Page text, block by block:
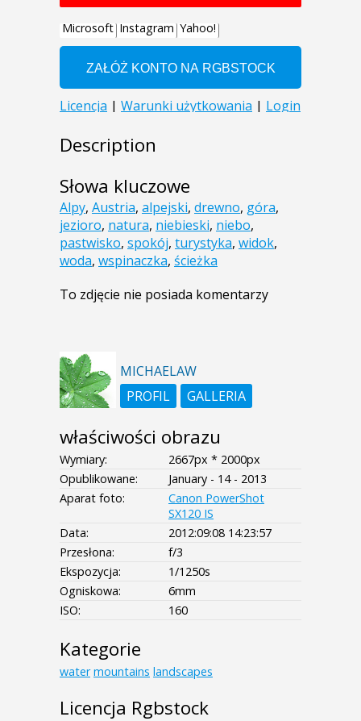
Description
Słowa kluczowe
Alpy, Austria, alpejski, drewno, góra,
jezioro, natura, niebieski, niebo,
pastwisko, spokój, turystyka, widok,
woda, wspinaczka, ścieżka
To zdjęcie nie posiada komentarzy
MICHAELAW
PROFIL
GALLERIA
właściwości obrazu
Wymiary:
2667px * 2000px
Opublikowane:
January - 14 - 2013
Aparat foto:
Canon PowerShot
SX120 IS
Data:
2012:09:08 14:23:57
Przesłona:
f/3
Ekspozycja:
1/1250s
Ogniskowa:
6mm
ISO:
160
Kategorie
water mountains landscapes
Licencja Rgbstock